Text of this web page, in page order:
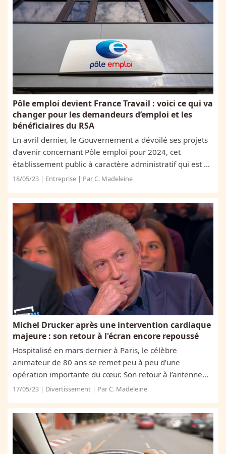
Pôle emploi devient France Travail : voici ce qui va
changer pour les demandeurs d’emploi et les
bénéficiaires du RSA
En avril dernier, le Gouvernement a dévoilé ses projets
d’avenir concernant Pôle emploi pour 2024, cet
établissement public à caractère administratif qui est en
charge de l’emploi en France. Cette transformation
18/05/23 | Entreprise | Par C. Madeleine
Michel Drucker après une intervention cardiaque
majeure : son retour à l'écran encore repoussé
Hospitalisé en mars dernier à Paris, le célèbre
animateur de 80 ans se remet peu à peu d’une
opération importante du cœur. Son retour à l’antenne
n’est pas prévu dans l’immédiat car il doit se concentrer
17/05/23 | Divertissement | Par C. Madeleine